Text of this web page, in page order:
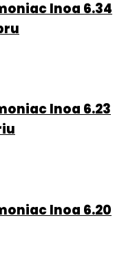
Inoa 6.34
Inoa 6.23
Inoa 6.20